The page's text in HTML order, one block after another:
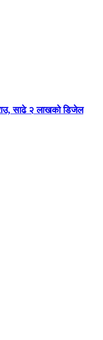
साढे २ लाखको डिजेल